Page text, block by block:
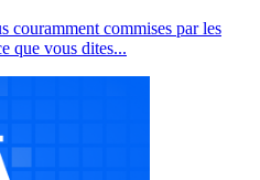
couramment commises par les
que vous dites...